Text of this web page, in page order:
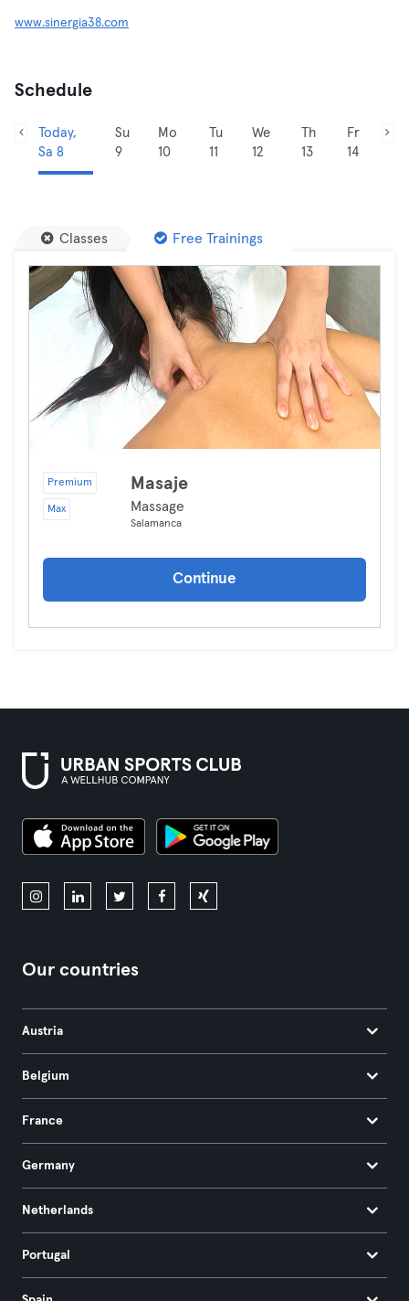
www.sinergia38.com
Schedule
Today,
Sa 8
Su
9
Mo
10
Tu
11
We
12
Th
13
Fr
14
Classes Free Trainings
Premium
Max
Masaje
Massage
Salamanca
Continue
Our countries
Austria
Belgium
France
Germany
Netherlands
Portugal